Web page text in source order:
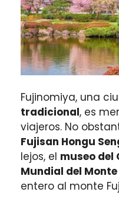
Fujinomiya, una
tradicional, es
viajeros. No
Fujisan Hongu
lejos, el museo del
Mundial del Monte
entero al monte